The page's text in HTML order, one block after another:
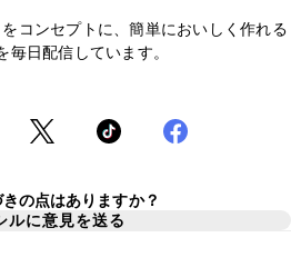
コンセプトに、簡単においしく作れる
毎日配信しています。
の点はありますか？
ルに意見を送る